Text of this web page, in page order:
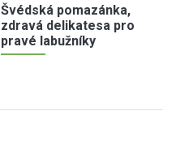
Švédská pomazánka,
zdravá delikatesa pro
pravé labužníky